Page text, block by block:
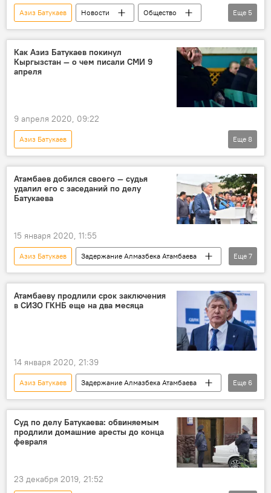
Азиз Батукаев Новости
Общество
Кыргызстан
Задержание Алмазбека Атамбаева
уголовное дело
суд приговор
Еще 5
Как Азиз Батукаев покинул
Кыргызстан — о чем писали СМИ 9
апреля
9 апреля 2020, 09:22
Азиз Батукаев
История одного дня из жизни Кыргызстана
Новости
Кыргызстан
освобождение
дата
история
Еще 8
Атамбаев добился своего — судья
удалил его с заседаний по делу
Батукаева
15 января 2020, 11:55
Азиз Батукаев
Задержание Алмазбека Атамбаева
Новости
Общество
Кыргызстан
Алмазбек Атамбаев
суд
решение
удаление
Еще 7
Атамбаеву продлили срок заключения
в СИЗО ГКНБ еще на два месяца
14 января 2020, 21:39
Азиз Батукаев
Задержание Алмазбека Атамбаева
Новости
Общество
Кыргызстан
Алмазбек Атамбаев
ГКНБ
продление
Еще 6
Суд по делу Батукаева: обвиняемым
продлили домашние аресты до конца
февраля
23 декабря 2019, 21:52